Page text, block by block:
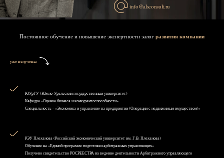
info@alsconsult.ru
Постоянное обучение и повышение экспертности залог развития компании
уже получены
ЮУрГУ (Южно-Уральский государственный университет)
Кафедра «Оценка бизнеса и конкурентоспособности»
Специальность - «Экономика и управление на предприятии (Операции с недвижимым имуществом)»
РЭУ Плеханова (Российский экономический университет им. Г.В. Плеханова)
Обучение на «Единой программе подготовки арбитражных управляющих»
Получено свидетельство РОСРЕЕСТРА на ведение деятельности Арбитражного управляющего